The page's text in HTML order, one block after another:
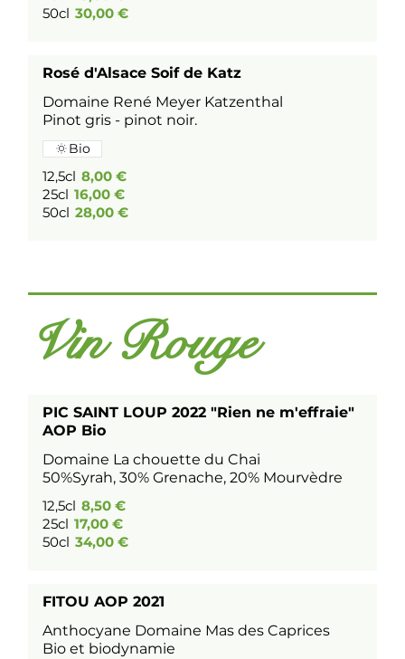
50cl 30,00 €
Rosé d'Alsace Soif de Katz
Domaine René Meyer Katzenthal
Pinot gris - pinot noir.
12,5cl 8,00 €
25cl 16,00 €
50cl 28,00 €
Bio
Vin Rouge
PIC SAINT LOUP 2022 "Rien ne m'effraie"
AOP Bio
Domaine La chouette du Chai
50%Syrah, 30% Grenache, 20% Mourvèdre
12,5cl 8,50 €
25cl 17,00 €
50cl 34,00 €
FITOU AOP 2021
Anthocyane Domaine Mas des Caprices
Bio et biodynamie